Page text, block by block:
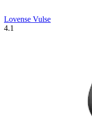
Lovense Vulse
4.1